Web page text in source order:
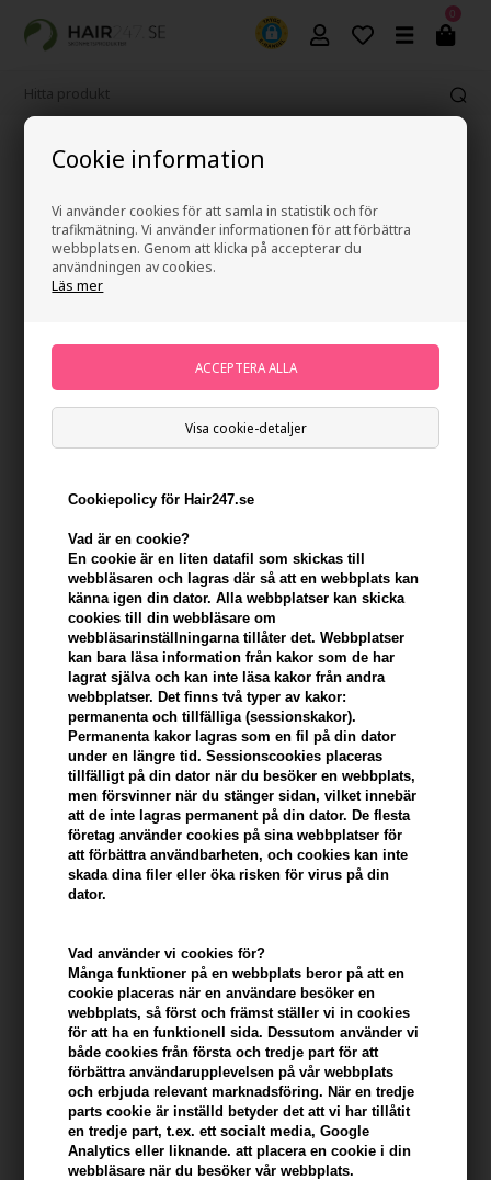
Cookie information
Vi använder cookies för att samla in statistik och för
trafikmätning. Vi använder informationen för att förbättra
webbplatsen. Genom att klicka på accepterar du
användningen av cookies.
Läs mer
Visa cookie-detaljer
Cookiepolicy för Hair247.se
Vad är en cookie?
En cookie är en liten datafil som skickas till
webbläsaren och lagras där så att en webbplats kan
känna igen din dator. Alla webbplatser kan skicka
cookies till din webbläsare om
webbläsarinställningarna tillåter det. Webbplatser
kan bara läsa information från kakor som de har
lagrat själva och kan inte läsa kakor från andra
webbplatser. Det finns två typer av kakor:
permanenta och tillfälliga (sessionskakor).
Permanenta kakor lagras som en fil på din dator
under en längre tid. Sessionscookies placeras
tillfälligt på din dator när du besöker en webbplats,
men försvinner när du stänger sidan, vilket innebär
att de inte lagras permanent på din dator. De flesta
företag använder cookies på sina webbplatser för
att förbättra användbarheten, och cookies kan inte
skada dina filer eller öka risken för virus på din
dator.
Vad använder vi cookies för?
Många funktioner på en webbplats beror på att en
cookie placeras när en användare besöker en
webbplats, så först och främst ställer vi in ​​cookies
för att ha en funktionell sida. Dessutom använder vi
både cookies från första och tredje part för att
förbättra användarupplevelsen på vår webbplats
och erbjuda relevant marknadsföring. När en tredje
parts cookie är inställd betyder det att vi har tillåtit
en tredje part, t.ex. ett socialt media, Google
Analytics eller liknande. att placera en cookie i din
webbläsare när du besöker vår webbplats.
0
Fri frakt vid köp över 499 kr
Paul Mitchell Tea Tree Hand Soap 300 ml
Varumärken» Paul Mitchell Brand:
Slut i lager
Ej i lager- Leveranstid: Ukendt arbetsdagar
Du tjänar på köp av denna artikel -Visa mitt konto
Beskrivning Recensioner Tillverkare
Paul Mitchell Tea Tree Hand Soap är en handtvål som rengör
händerna försiktigt och eliminerar bakterier.
Paul Mitchell Tea Tree Hand Soap beskrivning
Handtvålen har en uppfriskande doft av pepparmynta, lavendel